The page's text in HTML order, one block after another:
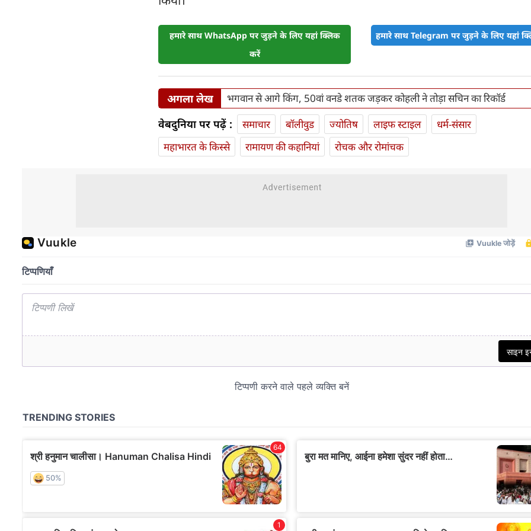
हमारे साथ WhatsApp पर जुड़ने के लिए यहां क्लिक
करें
हमारे साथ Telegram पर जुड़ने के लिए यहां
अगला लेख भगवान से आगे किंग, 50वां वनडे शतक जड़कर कोहली ने तोड़ा सचिन का रिकॉर्ड
वेबदुनिया पर पढ़ें : समाचार बॉलीवुड ज्योतिष लाइफ स्‍टाइल
धर्म-संसार
महाभारत के किस्से
रामायण की कहानियां रोचक और रोमांचक